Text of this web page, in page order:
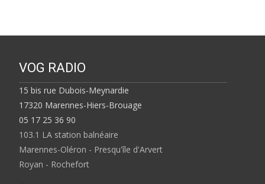
VOG RADIO
15 bis rue Dubois-Meynardie
17320 Marennes-Hiers-Brouage
05 17 25 36 90
103.1 LA station balnéaire
Marennes-Oléron - Presqu'île d'Arvert
Royan - Rochefort